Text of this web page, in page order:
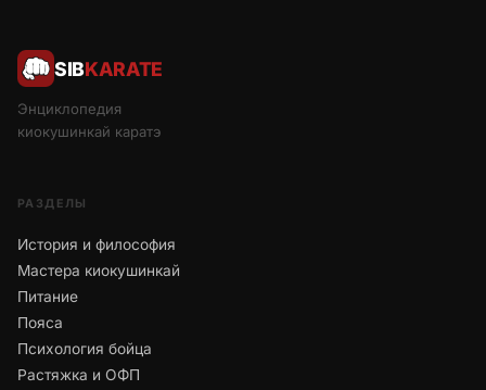
Экипировка
SIBKARATE
Энциклопедия
киокушинкай каратэ
РАЗДЕЛЫ
История и философия
Мастера киокушинкай
Питание
Пояса
Психология бойца
Растяжка и ОФП